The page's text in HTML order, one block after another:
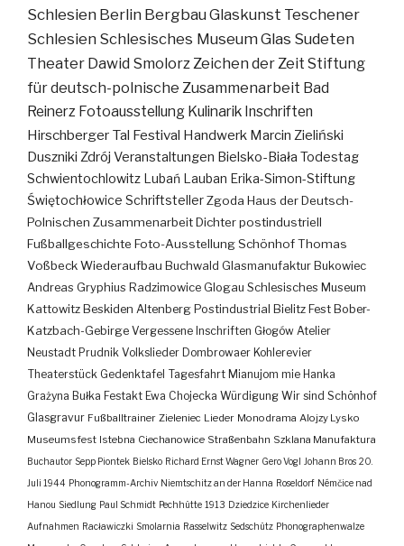
Schlesien Berlin BergbauGlaskunst Teschener
Schlesien Schlesisches MuseumGlas Sudeten
Theater Dawid SmolorzZeichen der Zeit Stiftung
für deutsch-polnische Zusammenarbeit Bad
Reinerz Fotoausstellung Kulinarik Inschriften
Hirschberger Tal Festival Handwerk Marcin Zieliński
Duszniki Zdrój Veranstaltungen Bielsko-Biała Todestag
Schwientochlowitz Lubań Lauban Erika-Simon-Stiftung
Świętochłowice SchriftstellerZgoda Haus der Deutsch-
Polnischen ZusammenarbeitDichterpostindustriell
Fußballgeschichte Foto-AusstellungSchönhofThomas
VoßbeckWiederaufbau Buchwald Glasmanufaktur Bukowiec
Andreas Gryphius Radzimowice Glogau Schlesisches Museum
Kattowitz Beskiden Altenberg Postindustrial Bielitz Fest Bober-
Katzbach-Gebirge Vergessene Inschriften Głogów Atelier
Neustadt Prudnik Volkslieder Dombrowaer Kohlerevier
Theaterstück Gedenktafel Tagesfahrt Mianujom mie Hanka
Grażyna Bułka Festakt Ewa Chojecka Würdigung Wir sind Schönhof
Glasgravur Fußballtrainer Zieleniec Lieder Monodrama Alojzy Lysko
Museumsfest Istebna Ciechanowice Straßenbahn Szklana Manufaktura
Buchautor Sepp Piontek Bielsko Richard Ernst Wagner Gero Vogl Johann Bros 20.
Juli 1944 Phonogramm-Archiv Niemtschitz an der Hanna Roseldorf Némčice nad
Hanou Siedlung Paul Schmidt Pechhütte 1913 Dziedzice Kirchenlieder
Aufnahmen Racławiczki Smolarnia Rasselwitz Sedschütz Phonographenwalze